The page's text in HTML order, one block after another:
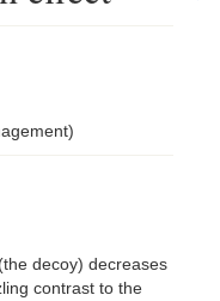
decoy) decreases
contrast to the